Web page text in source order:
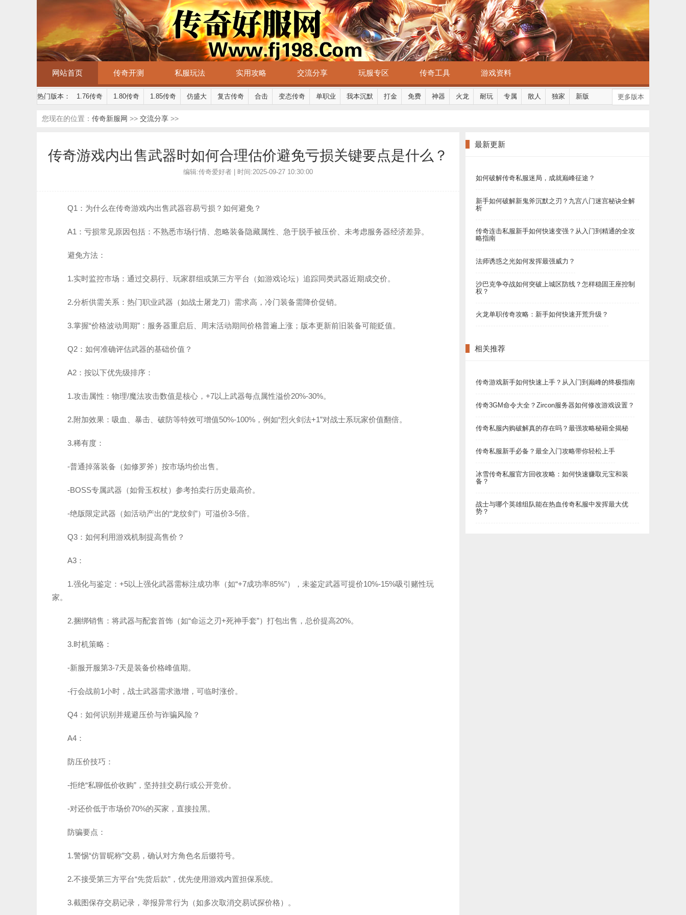
网站首页 传奇开测 私服玩法 实用攻略 交流分享 玩服专区 传奇工具 游戏资料
热门版本： 1.76传奇 1.80传奇 1.85传奇 仿盛大 复古传奇 合击 变态传奇 单职业 我本沉默 打金 免费 神器 火龙 耐玩 专属 散人 独家 新版 更多版本
您现在的位置： 传奇新服网 >> 交流分享 >>
传奇游戏内出售武器时如何合理估价避免亏损关键要点是什么？
编辑:传奇爱好者 | 时间:2025-09-27 10:30:00
Q1：为什么在传奇游戏内出售武器容易亏损？如何避免？
A1：亏损常见原因包括：不熟悉市场行情、忽略装备隐藏属性、急于脱手被压价、未考虑服务器经济差异。
避免方法：
1.实时监控市场：通过交易行、玩家群组或第三方平台（如游戏论坛）追踪同类武器近期成交价。
2.分析供需关系：热门职业武器（如战士屠龙刀）需求高，冷门装备需降价促销。
3.掌握“价格波动周期”：服务器重启后、周末活动期间价格普遍上涨；版本更新前旧装备可能贬值。
Q2：如何准确评估武器的基础价值？
A2：按以下优先级排序：
1.攻击属性：物理/魔法攻击数值是核心，+7以上武器每点属性溢价20%-30%。
2.附加效果：吸血、暴击、破防等特效可增值50%-100%，例如“烈火剑法+1”对战士系玩家价值翻倍。
3.稀有度：
-普通掉落装备（如修罗斧）按市场均价出售。
-BOSS专属武器（如骨玉权杖）参考拍卖行历史最高价。
-绝版限定武器（如活动产出的“龙纹剑”）可溢价3-5倍。
Q3：如何利用游戏机制提高售价？
A3：
1.强化与鉴定：+5以上强化武器需标注成功率（如“+7成功率85%”），未鉴定武器可提价10%-15%吸引赌性玩
家。
2.捆绑销售：将武器与配套首饰（如“命运之刃+死神手套”）打包出售，总价提高20%。
3.时机策略：
-新服开服第3-7天是装备价格峰值期。
-行会战前1小时，战士武器需求激增，可临时涨价。
Q4：如何识别并规避压价与诈骗风险？
A4：
防压价技巧：
-拒绝“私聊低价收购”，坚持挂交易行或公开竞价。
-对还价低于市场价70%的买家，直接拉黑。
防骗要点：
1.警惕“仿冒昵称”交易，确认对方角色名后缀符号。
2.不接受第三方平台“先货后款”，优先使用游戏内置担保系统。
3.截图保存交易记录，举报异常行为（如多次取消交易试探价格）。
最新更新
如何破解传奇私服迷局，成就巅峰征途？
新手如何破解新鬼斧沉默之刃？九宫八门迷宫秘诀全解
析
传奇连击私服新手如何快速变强？从入门到精通的全攻
略指南
法师诱惑之光如何发挥最强威力？
沙巴克争夺战如何突破上城区防线？怎样稳固王座控制
权？
火龙单职传奇攻略：新手如何快速开荒升级？
相关推荐
传奇游戏新手如何快速上手？从入门到巅峰的终极指南
传奇3GM命令大全？Zircon服务器如何修改游戏设置？
传奇私服内购破解真的存在吗？最强攻略秘籍全揭秘
传奇私服新手必备？最全入门攻略带你轻松上手
冰雪传奇私服官方回收攻略：如何快速赚取元宝和装
备？
战士与哪个英雄组队能在热血传奇私服中发挥最大优
势？